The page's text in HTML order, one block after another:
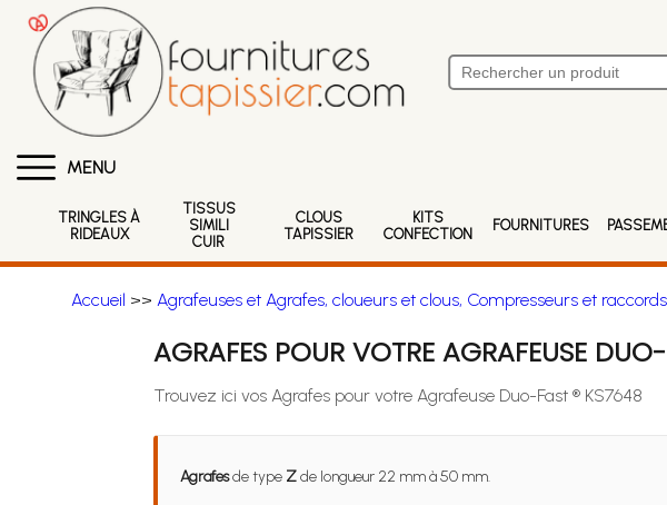
MENU
TRINGLES À
RIDEAUX
TISSUS
SIMILI
CUIR
CLOUS
TAPISSIER
KITS
CONFECTION
FOURNITURES
Accueil >> Agrafeuses et Agrafes, cloueurs et clous, Compresseurs et raccords
AGRAFES POUR VOTRE AGRAFEUSE
Trouvez ici vos Agrafes pour votre Agrafeuse Duo-Fast ® KS7648
Agrafesde type Zde longueur 22 mm à 50 mm.